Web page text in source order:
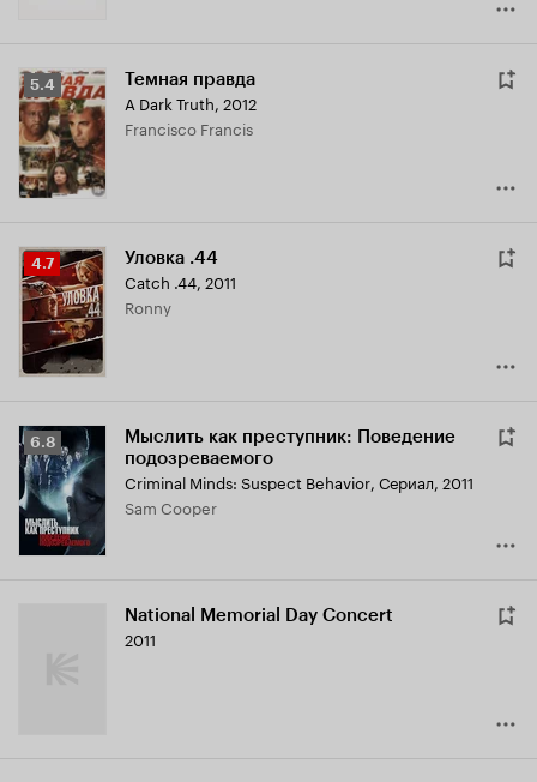
Рейтинг
Кинопоиска
5.4
5.4 Темная правда
A Dark Truth, 2012
Francisco Francis
Рейтинг
Кинопоиска
4.7
4.7 Уловка .44
Catch .44, 2011
Ronny
Рейтинг
Кинопоиска
6.8
6.8
Мыслить как преступник: Поведение
подозреваемого
Criminal Minds: Suspect Behavior, Сериал, 2011
Sam Cooper
National Memorial Day Concert
2011